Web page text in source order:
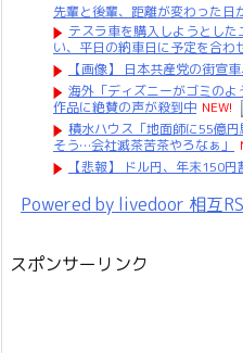
先輩と後輩、距離が変わった日
テスラ車を購入しようとし
い、平日の納車日に予定を合
【画像】 日本共産党の街宣
海外「ディズニーがゴミの
作品に絶賛の声が殺到中 NEW!
積水ハウス「地面師に55億
そう…会社滅茶苦茶やろなぁ」
【悲報】 ドル円、年末150
Powered by livedoor 相互
スポンサーリンク